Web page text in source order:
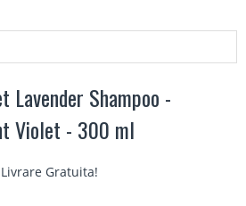
Lavender Shampoo -
Violet - 300 ml
Livrare Gratuita!